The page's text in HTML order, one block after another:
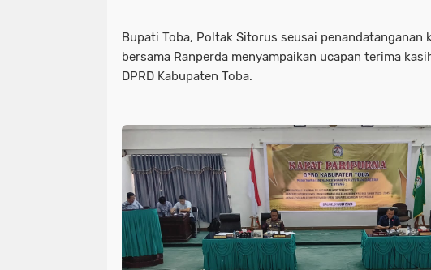
Bupati Toba, Poltak Sitorus seusai penandatanganan
bersama Ranperda menyampaikan ucapan terima
DPRD Kabupaten Toba.